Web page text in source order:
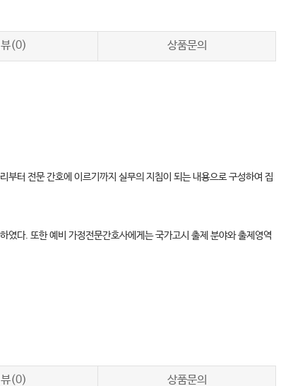
(0) 상품문의
부터 전문 간호에 이르기까지 실무의 지침이 되는 내용으로 구성하여 집
다. 또한 예비 가정전문간호사에게는 국가고시 출제 분야와 출제영역
(0) 상품문의